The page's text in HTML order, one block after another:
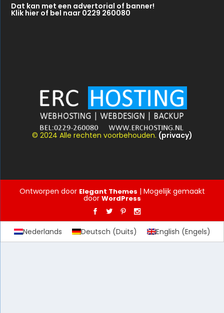
Dat kan met een advertorial of banner!
Klik hier of bel naar 0229 260080
© 2024 Alle rechten voorbehouden. (privacy)
Ontworpen door Elegant Themes | Mogelijk gemaakt
door WordPress
Nederlands Deutsch (Duits) English (Engels)